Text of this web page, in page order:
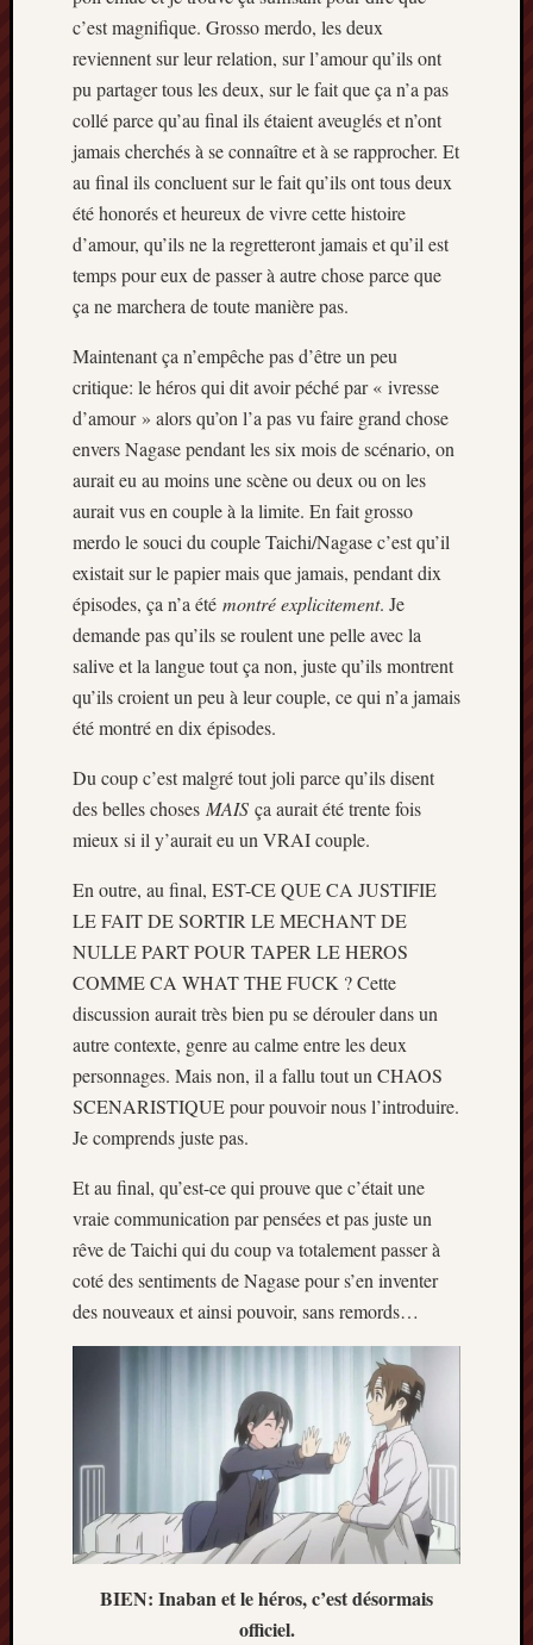
c’est magnifique. Grosso merdo, les deux
reviennent sur leur relation, sur l’amour qu’ils ont
pu partager tous les deux, sur le fait que ça n’a pas
collé parce qu’au final ils étaient aveuglés et n’ont
jamais cherchés à se connaître et à se rapprocher. Et
au final ils concluent sur le fait qu’ils ont tous deux
été honorés et heureux de vivre cette histoire
d’amour, qu’ils ne la regretteront jamais et qu’il est
temps pour eux de passer à autre chose parce que
ça ne marchera de toute manière pas.
Maintenant ça n’empêche pas d’être un peu
critique: le héros qui dit avoir péché par « ivresse
d’amour » alors qu’on l’a pas vu faire grand chose
envers Nagase pendant les six mois de scénario, on
aurait eu au moins une scène ou deux ou on les
aurait vus en couple à la limite. En fait grosso
merdo le souci du couple Taichi/Nagase c’est qu’il
existait sur le papier mais que jamais, pendant dix
épisodes, ça n’a été montré explicitement. Je
demande pas qu’ils se roulent une pelle avec la
salive et la langue tout ça non, juste qu’ils montrent
qu’ils croient un peu à leur couple, ce qui n’a jamais
été montré en dix épisodes.
Du coup c’est malgré tout joli parce qu’ils disent
des belles choses MAIS ça aurait été trente fois
mieux si il y’aurait eu un VRAI couple.
En outre, au final, EST-CE QUE CA JUSTIFIE
LE FAIT DE SORTIR LE MECHANT DE
NULLE PART POUR TAPER LE HEROS
COMME CA WHAT THE FUCK ? Cette
discussion aurait très bien pu se dérouler dans un
autre contexte, genre au calme entre les deux
personnages. Mais non, il a fallu tout un CHAOS
SCENARISTIQUE pour pouvoir nous l’introduire.
Je comprends juste pas.
Et au final, qu’est-ce qui prouve que c’était une
vraie communication par pensées et pas juste un
rêve de Taichi qui du coup va totalement passer à
coté des sentiments de Nagase pour s’en inventer
des nouveaux et ainsi pouvoir, sans remords…
BIEN: Inaban et le héros, c’est désormais
officiel.